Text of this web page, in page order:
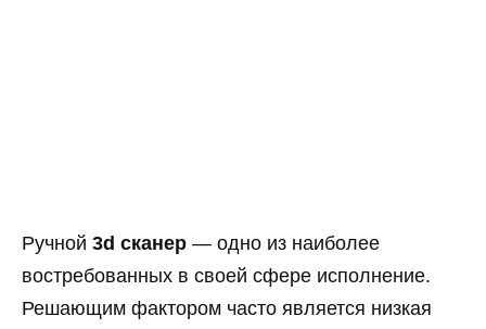
Ручной 3d сканер — одно из наиболее
востребованных в своей сфере исполнение.
Решающим фактором часто является низкая